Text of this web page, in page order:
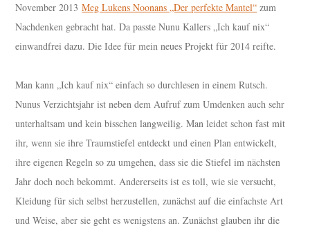
November 2013Meg Lukens Noonans „Der perfekte Mantel“ zum
Nachdenken gebracht hat. Da passte Nunu Kallers „Ich kauf nix“
einwandfrei dazu. Die Idee für mein neues Projekt für 2014 reifte.
Man kann „Ich kauf nix“ einfach so durchlesen in einem Rutsch.
Nunus Verzichtsjahr ist neben dem Aufruf zum Umdenken auch sehr
unterhaltsam und kein bisschen langweilig. Man leidet schon fast mit
ihr, wenn sie ihre Traumstiefel entdeckt und einen Plan entwickelt,
ihre eigenen Regeln so zu umgehen, dass sie die Stiefel im nächsten
Jahr doch noch bekommt. Andererseits ist es toll, wie sie versucht,
Kleidung für sich selbst herzustellen, zunächst auf die einfachste Art
und Weise, aber sie geht es wenigstens an. Zunächst glauben ihr die